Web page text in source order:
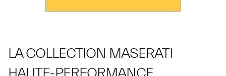
LA COLLECTION MASERATI